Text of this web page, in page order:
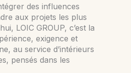
des influences
aux projets les plus
LOIC GROUP, c’est la
exigence et
au service d’intérieurs
pensés dans les